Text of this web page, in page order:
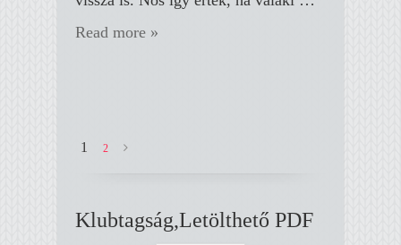
Read more »
1 2
Klubtagság,Letölthető PDF